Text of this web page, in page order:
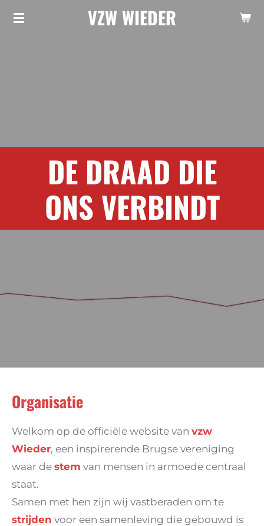
Ga
VZW WIEDER
DE DRAAD DIE
ONS VERBINDT
Organisatie
Welkom op de officiële website van vzw
Wieder, een inspirerende Brugse vereniging
waar de stem van mensen in armoede centraal
staat.
Samen met hen zijn wij vastberaden om te
strijden voor een samenleving die gebouwd is